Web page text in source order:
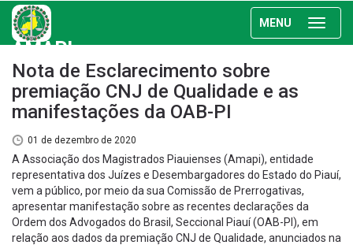
MENU
AMAPI
Nota de Esclarecimento sobre
premiação CNJ de Qualidade e as
manifestações da OAB-PI
01 de dezembro de 2020
A Associação dos Magistrados Piauienses (Amapi), entidade
representativa dos Juízes e Desembargadores do Estado do Piauí,
vem a público, por meio da sua Comissão de Prerrogativas,
apresentar manifestação sobre as recentes declarações da
Ordem dos Advogados do Brasil, Seccional Piauí (OAB-PI), em
relação aos dados da premiação CNJ de Qualidade, anunciados na